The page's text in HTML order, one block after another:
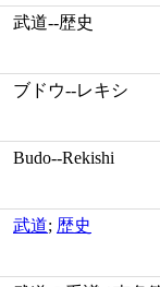
武道--歴史
ブドウ--レキシ
Budo--Rekishi
武道; 歴史